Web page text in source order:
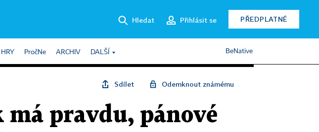
Hledat Přihlásit se PŘEDPLATNÉ
HRY PročNe ARCHIV DALŠÍ BeNative
Sdílet Odemknout známému
pravdu, pánové